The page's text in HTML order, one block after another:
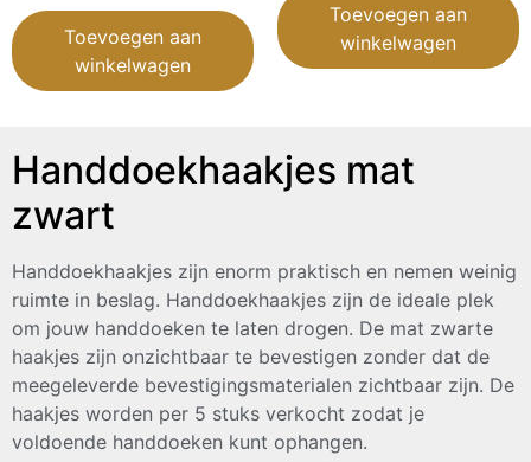
Toevoegen aan
winkelwagen
Toevoegen aan
winkelwagen
Handdoekhaakjes mat
zwart
Handdoekhaakjes zijn enorm praktisch en nemen weinig
ruimte in beslag. Handdoekhaakjes zijn de ideale plek
om jouw handdoeken te laten drogen. De mat zwarte
haakjes zijn onzichtbaar te bevestigen zonder dat de
meegeleverde bevestigingsmaterialen zichtbaar zijn. De
haakjes worden per 5 stuks verkocht zodat je
voldoende handdoeken kunt ophangen.